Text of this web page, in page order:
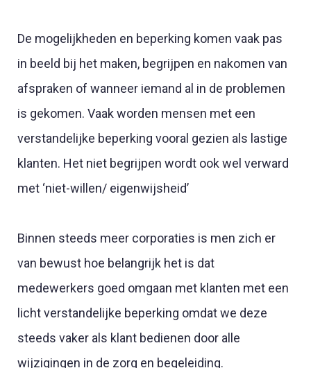
De mogelijkheden en beperking komen vaak pas
in beeld bij het maken, begrijpen en nakomen van
afspraken of wanneer iemand al in de problemen
is gekomen. Vaak worden mensen met een
verstandelijke beperking vooral gezien als lastige
klanten. Het niet begrijpen wordt ook wel verward
met ‘niet-willen/ eigenwijsheid’
Binnen steeds meer corporaties is men zich er
van bewust hoe belangrijk het is dat
medewerkers goed omgaan met klanten met een
licht verstandelijke beperking omdat we deze
steeds vaker als klant bedienen door alle
wijzigingen in de zorg en begeleiding.